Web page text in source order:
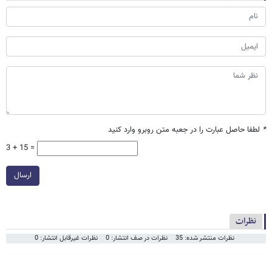
* لطفا حاصل عبارت را در جعبه متن روبرو وارد کنید
3 + 15 =
ارسال
نظرات
نظرات منتشر شده: 35 نظرات در صف انتشار: 0 نظرات غیرقابل انتشار: 0